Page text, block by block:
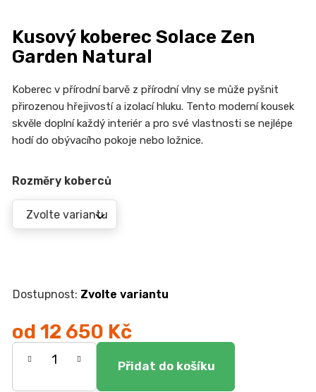
Kusový koberec Solace Zen
Garden Natural
Koberec v přírodní barvě z přírodní vlny se může pyšnit
přirozenou hřejivostí a izolací hluku. Tento moderní kousek
skvěle doplní každý interiér a pro své vlastnosti se nejlépe
hodí do obývacího pokoje nebo ložnice.
Rozměry koberců
Zvolte variantu
od 12 650 Kč
Měrná
HLEDAT
JEDNOLŮŽKO
NEMO